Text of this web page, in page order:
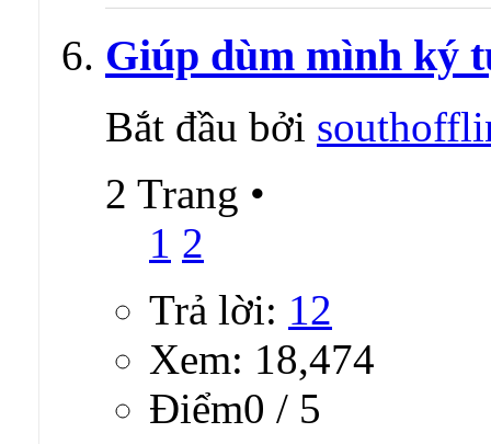
Bắt đầu bởiloveoggy
Trả lời:0
Xem: 6,645
Ðiểm0 / 5
Viết bài cuối bởi
loveoggy
Xem Hồ sơ
Tin nhắn riêng